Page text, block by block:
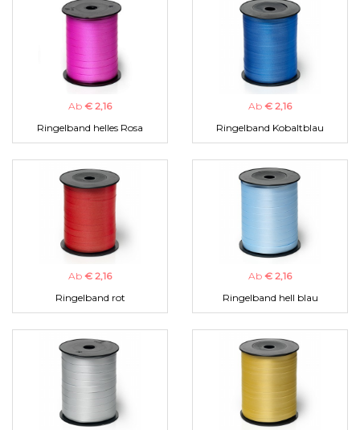
Ab € 2,16
Ringelband helles Rosa
Ab € 2,16
Ringelband Kobaltblau
Ab € 2,16
Ringelband rot
Ab € 2,16
Ringelband hell blau